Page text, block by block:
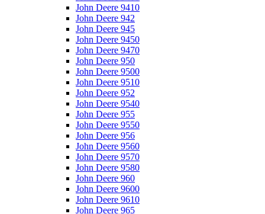
John Deere 9410
John Deere 942
John Deere 945
John Deere 9450
John Deere 9470
John Deere 950
John Deere 9500
John Deere 9510
John Deere 952
John Deere 9540
John Deere 955
John Deere 9550
John Deere 956
John Deere 9560
John Deere 9570
John Deere 9580
John Deere 960
John Deere 9600
John Deere 9610
John Deere 965